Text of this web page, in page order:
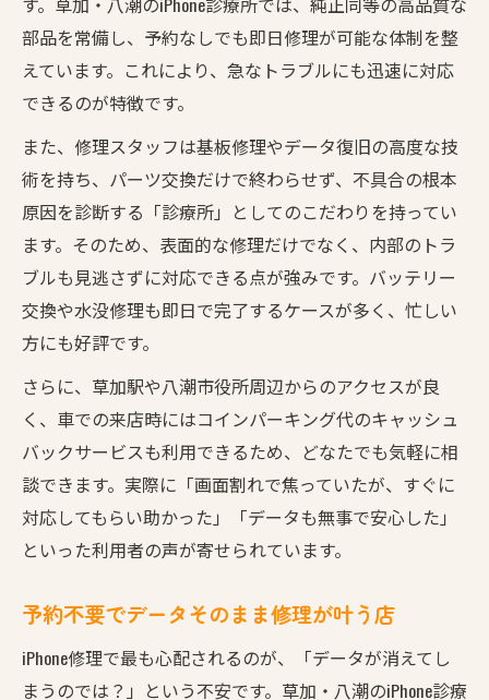
部品を常備し、予約なしでも即日修理が可能な体制を整
えています。これにより、急なトラブルにも迅速に対応
できるのが特徴です。
また、修理スタッフは基板修理やデータ復旧の高度な技
術を持ち、パーツ交換だけで終わらせず、不具合の根本
原因を診断する「診療所」としてのこだわりを持ってい
ます。そのため、表面的な修理だけでなく、内部のトラ
ブルも見逃さずに対応できる点が強みです。バッテリー
交換や水没修理も即日で完了するケースが多く、忙しい
方にも好評です。
さらに、草加駅や八潮市役所周辺からのアクセスが良
く、車での来店時にはコインパーキング代のキャッシュ
バックサービスも利用できるため、どなたでも気軽に相
談できます。実際に「画面割れで焦っていたが、すぐに
対応してもらい助かった」「データも無事で安心した」
といった利用者の声が寄せられています。
予約不要でデータそのまま修理が叶う店
iPhone修理で最も心配されるのが、「データが消えてし
まうのでは？」という不安です。草加・八潮のiPhone診療